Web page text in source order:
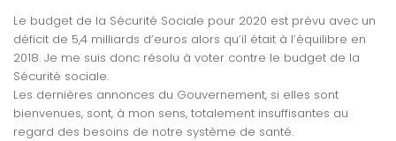
Le budget de la Sécurité Sociale pour 2020 est prévu avec un
déficit de 5,4 milliards d’euros alors qu’il était à l’équilibre en
2018. Je me suis donc résolu à voter contre le budget de la
Sécurité sociale.
Les dernières annonces du Gouvernement, si elles sont
bienvenues, sont, à mon sens, totalement insuffisantes au
regard des besoins de notre système de santé.